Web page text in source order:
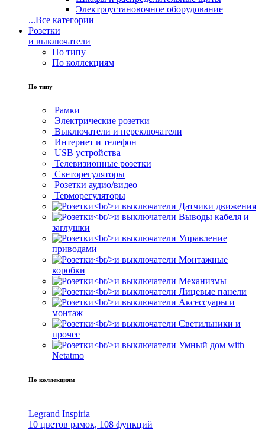
Электроустановочное оборудование
...Все категории
Розетки
и выключатели
По типу
По коллекциям
По типу
Рамки
Электрические розетки
Выключатели и переключатели
Интернет и телефон
USB устройства
Телевизионные розетки
Светорегуляторы
Розетки аудио/видео
Терморегуляторы
Датчики движения
Выводы кабеля и
заглушки
Управление
приводами
Монтажные
коробки
Механизмы
Лицевые панели
Аксессуары и
монтаж
Светильники и
прочее
Умный дом with
Netatmo
По коллекциям
Legrand Inspiria
10 цветов рамок, 108 функций